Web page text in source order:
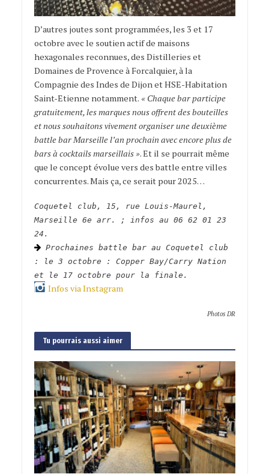
D’autres joutes sont programmées, les 3 et 17
octobre avec le soutien actif de maisons
hexagonales reconnues, des Distilleries et
Domaines de Provence à Forcalquier, à la
Compagnie des Indes de Dijon et HSE-Habitation
Saint-Etienne notamment. « Chaque bar participe
gratuitement, les marques nous offrent des bouteilles
et nous souhaitons vivement organiser une deuxième
battle bar Marseille l’an prochain avec encore plus de
bars à cocktails marseillais ». Et il se pourrait même
que le concept évolue vers des battle entre villes
concurrentes. Mais ça, ce serait pour 2025…
Coquetel club, 15, rue Louis-Maurel,
Marseille 6e arr. ; infos au 06 62 01 23
24.
Prochaines battle bar au Coquetel club
: le 3 octobre : Copper Bay/Carry Nation
et le 17 octobre pour la finale.
Infos via Instagram
Photos DR
Tu pourrais aussi aimer